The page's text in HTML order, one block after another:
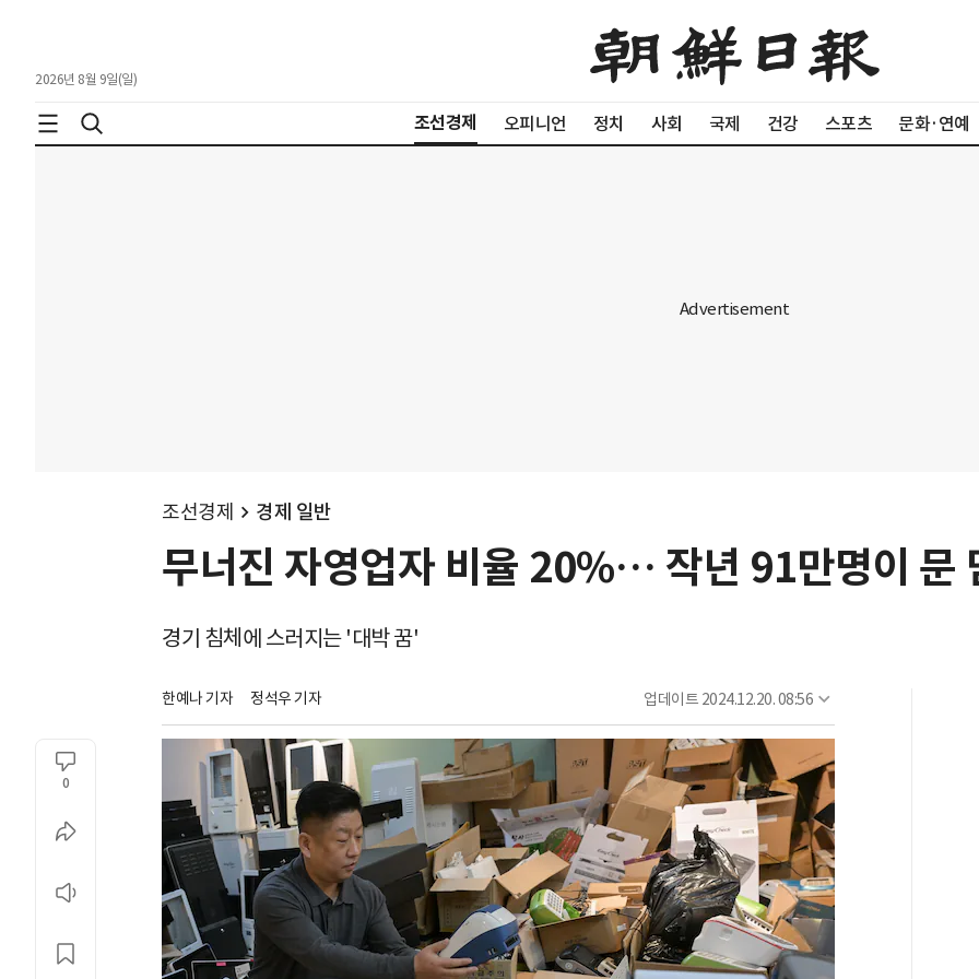
2026년 8월 9일(일)
조선경제 오피니언 정치 사회 국제 건강 스포츠 문화·연예
조선경제 경제 일반
무너진 자영업자 비율 20%… 작년 91만명이 문
경기 침체에 스러지는 '대박 꿈'
한예나 기자 정석우 기자 업데이트 2024.12.20. 08:56
0